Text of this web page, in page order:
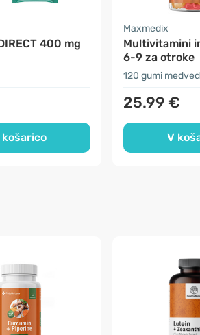
400 mg
košarico
Maxmedix
Multivitamini
6-9 za otroke
120 gumi
25.99 €
V